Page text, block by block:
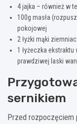
4 jajka – również w
100g masła
pokojowej
2 łyżki mąki
1 łyżeczka
prawdziwej laski
sernikiem
Przed rozpoczęciem